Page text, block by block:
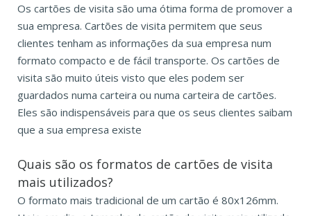
Os cartões de visita são uma ótima forma de promover a
sua empresa. Cartões de visita permitem que seus
clientes tenham as informações da sua empresa num
formato compacto e de fácil transporte. Os cartões de
visita são muito úteis visto que eles podem ser
guardados numa carteira ou numa carteira de cartões.
Eles são indispensáveis para que os seus clientes saibam
que a sua empresa existe
Quais são os formatos de cartões de visita
mais utilizados?
O formato mais tradicional de um cartão é 80x126mm.